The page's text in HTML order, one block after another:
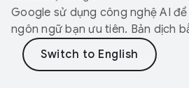
Google sử dụng công nghệ AI
ngôn ngữ bạn ưu tiên. Bản dịch